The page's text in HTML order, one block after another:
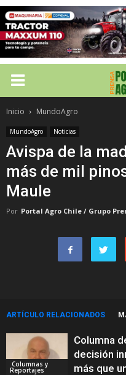
Inicio MundoAgro
MundoAgro Noticias
Avispa de la
más de mil
Maule
Por Portal Agro Chile / Grupo
ARTÍCULO RELACIONADOS
Columnas y
Reportajes
Columna
decisión
más que